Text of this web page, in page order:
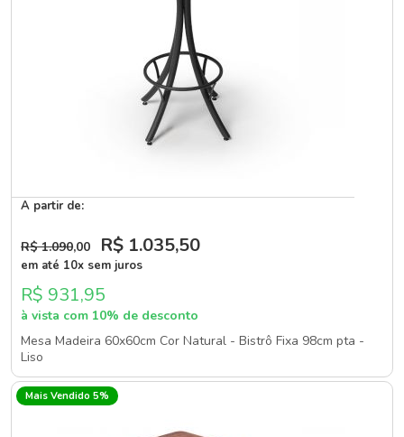
A partir de:
R$ 1.090,00 R$ 1.035,50
em até 10x sem juros
R$ 931,95
à vista com 10% de desconto
Mesa Madeira 60x60cm Cor Natural - Bistrô Fixa 98cm pta -
Liso
Mais Vendido 5%